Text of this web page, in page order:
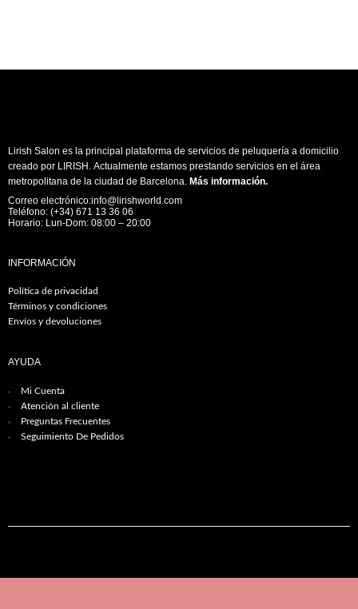
Lirish Salon es la principal plataforma de servicios de peluquería a domicilio
creado por LIRISH. Actualmente estamos prestando servicios en el área
metropolitana de la ciudad de Barcelona. Más información.
Correo electrónico:info@lirishworld.com
Teléfono: (+34) 671 13 36 06
Horario: Lun-Dom: 08:00 – 20:00
INFORMACIÓN
Política de privacidad
Términos y condiciones
Envíos y devoluciones
AYUDA
Mi Cuenta
Atención al cliente
Preguntas Frecuentes
Seguimiento De Pedidos